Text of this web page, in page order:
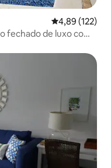
Classificação
4,89 (122)
fechado de luxo com